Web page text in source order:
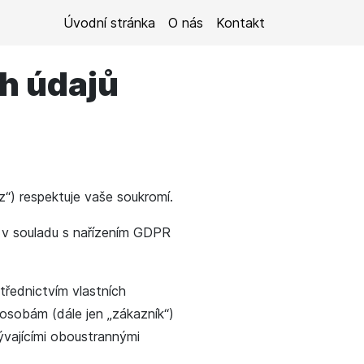
Úvodní stránka O nás Kontakt
údajů
respektuje vaše soukromí.
souladu s nařízením GDPR
vlastních
(dále jen „zákazník“)
oboustrannými